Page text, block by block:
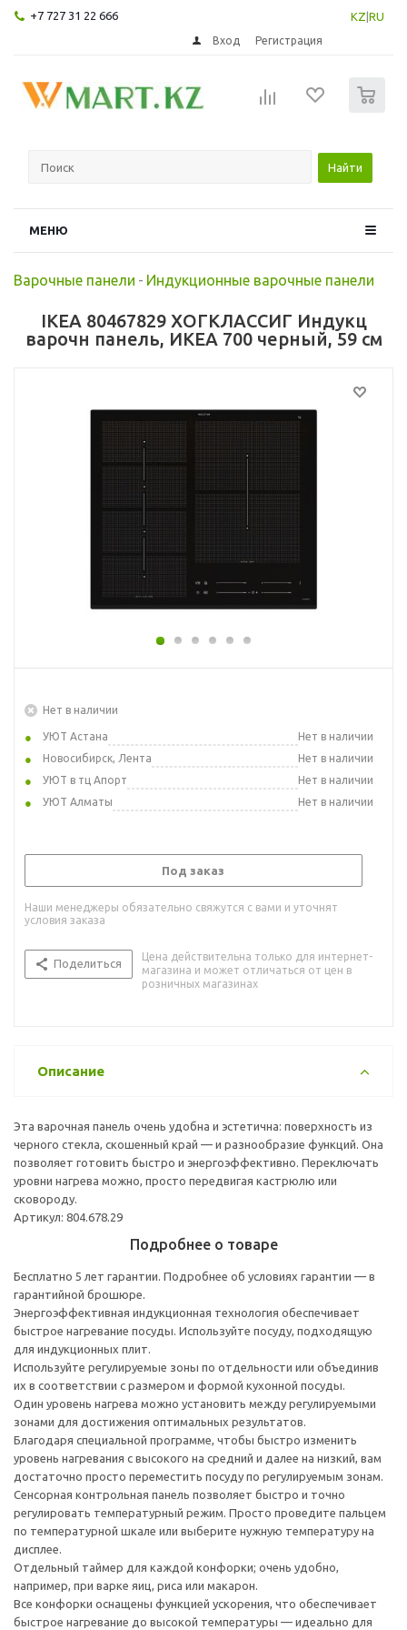
+7 727 31 22 666 KZ RU
Вход Регистрация
Найти
МЕНЮ
Варочные панели - Индукционные варочные панели
IKEA 80467829 ХОГКЛАССИГ Индукц
варочн панель, ИКЕА 700 черный, 59 см
Нет в наличии
УЮТ Астана
Нет в наличии
Новосибирск, Лента
Нет в наличии
УЮТ в тц Апорт
Нет в наличии
УЮТ Алматы
Нет в наличии
Под заказ
Наши менеджеры обязательно свяжутся с вами и уточнят
условия заказа
Поделиться
Цена действительна только для интернет-
магазина и может отличаться от цен в
розничных магазинах
Описание
Эта варочная панель очень удобна и эстетична: поверхность из
черного стекла, скошенный край — и разнообразие функций. Она
позволяет готовить быстро и энергоэффективно. Переключать
уровни нагрева можно, просто передвигая кастрюлю или
сковороду.
Артикул: 804.678.29
Подробнее о товаре
Бесплатно 5 лет гарантии. Подробнее об условиях гарантии — в
гарантийной брошюре.
Энергоэффективная индукционная технология обеспечивает
быстрое нагревание посуды. Используйте посуду, подходящую
для индукционных плит.
Используйте регулируемые зоны по отдельности или объединив
их в соответствии с размером и формой кухонной посуды.
Один уровень нагрева можно установить между регулируемыми
зонами для достижения оптимальных результатов.
Благодаря специальной программе, чтобы быстро изменить
уровень нагревания с высокого на средний и далее на низкий, вам
достаточно просто переместить посуду по регулируемым зонам.
Сенсорная контрольная панель позволяет быстро и точно
регулировать температурный режим. Просто проведите пальцем
по температурной шкале или выберите нужную температуру на
дисплее.
Отдельный таймер для каждой конфорки; очень удобно,
например, при варке яиц, риса или макарон.
Все конфорки оснащены функцией ускорения, что обеспечивает
быстрое нагревание до высокой температуры — идеально для